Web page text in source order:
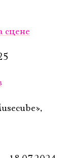
сцене